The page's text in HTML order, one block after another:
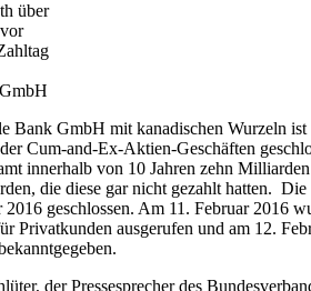
über
Bank GmbH mit kanadischen Wurzeln ist
Cum-and-Ex-Aktien-Geschäften
innerhalb von 10 Jahren zehn
die diese gar nicht gezahlt hatten.
geschlossen. Am 11. Februar 2016
Privatkunden ausgerufen und am 12.
der Pressesprecher des